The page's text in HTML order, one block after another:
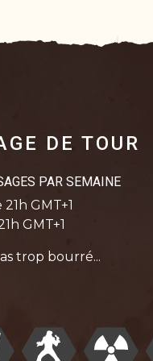
DE TOUR
PAR SEMAINE
GMT+1
GMT+1
trop bourré...